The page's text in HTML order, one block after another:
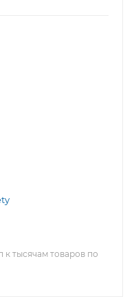
к тысячам товаров по